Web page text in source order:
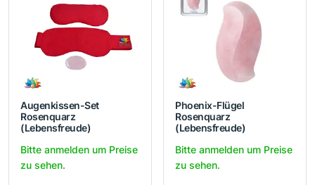
Augenkissen-Set
Rosenquarz
(Lebensfreude)
Bitte anmelden um Preise
zu sehen.
Phoenix-Flügel
Rosenquarz
(Lebensfreude)
Bitte anmelden um Preise
zu sehen.